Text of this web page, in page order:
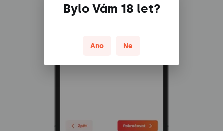
Bylo Vám 18 let?
Ano Ne